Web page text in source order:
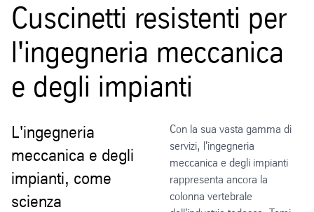
Cuscinetti resistenti per
l'ingegneria meccanica
e degli impianti
L'ingegneria
meccanica e degli
impianti, come
scienza
Con la sua vasta gamma di
servizi, l'ingegneria
meccanica e degli impianti
rappresenta ancora la
colonna vertebrale